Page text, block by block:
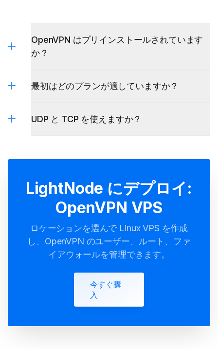
OpenVPN はプリインストールされています
LightNode にデプロイ:
OpenVPN VPS
ロケーションを選んで Linux VPS を作成
し、OpenVPN のユーザー、ルート、ファ
今すぐ購
入